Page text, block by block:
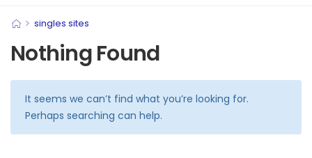
> singles sites
Nothing Found
It seems we can’t find what you’re looking for.
Perhaps searching can help.